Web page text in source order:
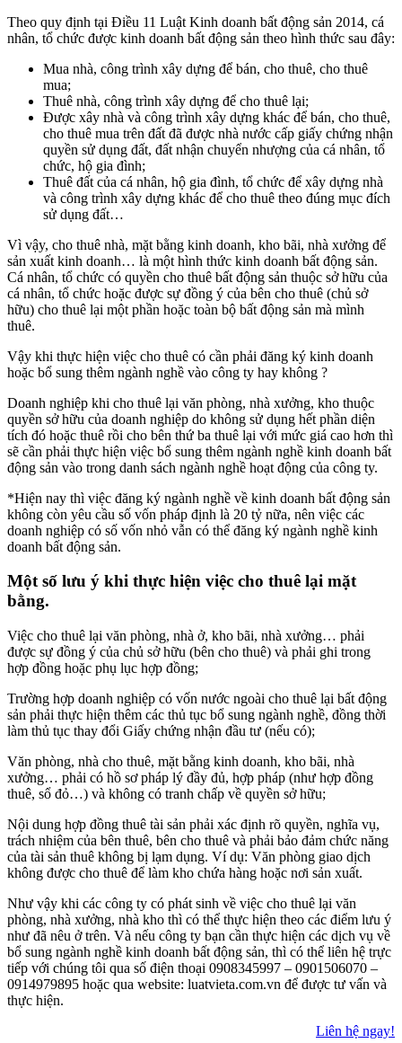
Theo quy định tại Điều 11 Luật Kinh doanh bất động sản 2014, cá
nhân, tổ chức được kinh doanh bất động sản theo hình thức sau đây:
Mua nhà, công trình xây dựng để bán, cho thuê, cho thuê
mua;
Thuê nhà, công trình xây dựng để cho thuê lại;
Được xây nhà và công trình xây dựng khác để bán, cho thuê,
cho thuê mua trên đất đã được nhà nước cấp giấy chứng nhận
quyền sử dụng đất, đất nhận chuyển nhượng của cá nhân, tổ
chức, hộ gia đình;
Thuê đất của cá nhân, hộ gia đình, tổ chức để xây dựng nhà
và công trình xây dựng khác để cho thuê theo đúng mục đích
sử dụng đất…
Vì vậy, cho thuê nhà, mặt bằng kinh doanh, kho bãi, nhà xưởng để
sản xuất kinh doanh… là một hình thức kinh doanh bất động sản.
Cá nhân, tổ chức có quyền cho thuê bất động sản thuộc sở hữu của
cá nhân, tổ chức hoặc được sự đồng ý của bên cho thuê (chủ sở
hữu) cho thuê lại một phần hoặc toàn bộ bất động sản mà mình
thuê.
Vậy khi thực hiện việc cho thuê có cần phải đăng ký kinh doanh
hoặc bổ sung thêm ngành nghề vào công ty hay không ?
Doanh nghiệp khi cho thuê lại văn phòng, nhà xưởng, kho thuộc
quyền sở hữu của doanh nghiệp do không sử dụng hết phần diện
tích đó hoặc thuê rồi cho bên thứ ba thuê lại với mức giá cao hơn thì
sẽ cần phải thực hiện việc bổ sung thêm ngành nghề kinh doanh bất
động sản vào trong danh sách ngành nghề hoạt động của công ty.
*Hiện nay thì việc đăng ký ngành nghề về kinh doanh bất động sản
không còn yêu cầu số vốn pháp định là 20 tỷ nữa, nên việc các
doanh nghiệp có số vốn nhỏ vẫn có thể đăng ký ngành nghề kinh
doanh bất động sản.
Một số lưu ý khi thực hiện việc cho thuê lại mặt
bằng.
Việc cho thuê lại văn phòng, nhà ở, kho bãi, nhà xưởng… phải
được sự đồng ý của chủ sở hữu (bên cho thuê) và phải ghi trong
hợp đồng hoặc phụ lục hợp đồng;
Trường hợp doanh nghiệp có vốn nước ngoài cho thuê lại bất động
sản phải thực hiện thêm các thủ tục bổ sung ngành nghề, đồng thời
làm thủ tục thay đổi Giấy chứng nhận đầu tư (nếu có);
Văn phòng, nhà cho thuê, mặt bằng kinh doanh, kho bãi, nhà
xưởng… phải có hồ sơ pháp lý đầy đủ, hợp pháp (như hợp đồng
thuê, sổ đỏ…) và không có tranh chấp về quyền sở hữu;
Nội dung hợp đồng thuê tài sản phải xác định rõ quyền, nghĩa vụ,
trách nhiệm của bên thuê, bên cho thuê và phải bảo đảm chức năng
của tài sản thuê không bị lạm dụng. Ví dụ: Văn phòng giao dịch
không được cho thuê để làm kho chứa hàng hoặc nơi sản xuất.
Như vậy khi các công ty có phát sinh về việc cho thuê lại văn
phòng, nhà xưởng, nhà kho thì có thể thực hiện theo các điểm lưu ý
như đã nêu ở trên. Và nếu công ty bạn cần thực hiện các dịch vụ về
bổ sung ngành nghề kinh doanh bất động sản, thì có thể liên hệ trực
tiếp với chúng tôi qua số điện thoại 0908345997 – 0901506070 –
0914979895 hoặc qua website: luatvieta.com.vn để được tư vấn và
thực hiện.
Liên hệ ngay!